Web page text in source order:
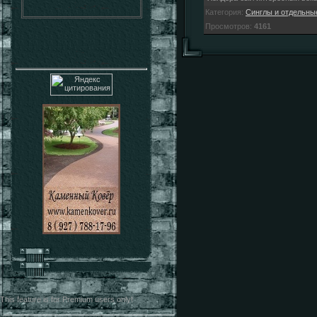
This feature is for Premium users only!
Категория: Синглы и
Просмотров: 4161